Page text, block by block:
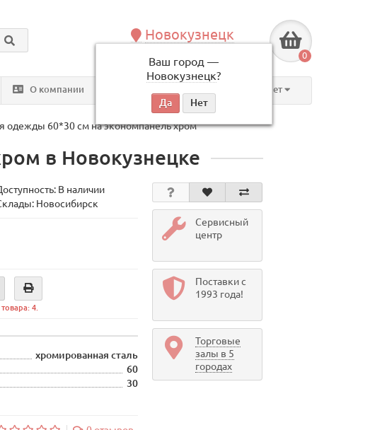
Новокузнецк
Ваш город —
Новокузнецк?
по будням, с 09:00 до 18:00
0
О компании Личный кабинет
одежды 60*30 см на экономпанель хром
в Новокузнецке
В наличии
Новосибирск
4.
хромированная сталь
60
30
Сервисный
центр
Поставки с
1993 года!
Торговые
залы в 5
городах